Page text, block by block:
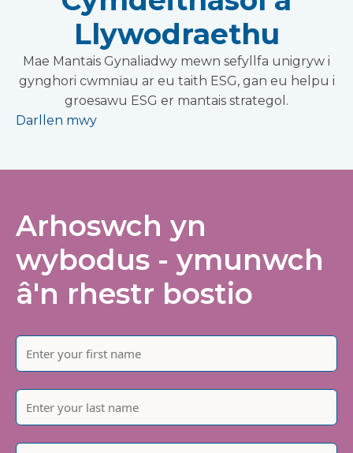
Llywodraethu
Mae Mantais Gynaliadwy mewn sefyllfa unigryw i
gynghori cwmnïau ar eu taith ESG, gan eu helpu i
groesawu ESG er mantais strategol.
Darllen mwy
Arhoswch yn
wybodus - ymunwch
â'n rhestr bostio